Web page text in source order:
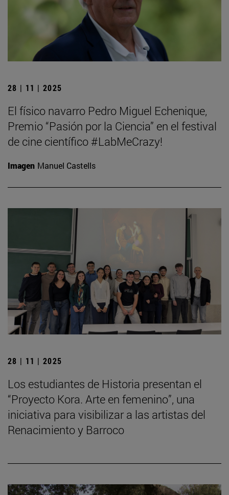
28 | 11 | 2025
El físico navarro Pedro Miguel Echenique,
Premio “Pasión por la Ciencia” en el festival
de cine científico #LabMeCrazy!
Imagen Manuel Castells
28 | 11 | 2025
Los estudiantes de Historia presentan el
“Proyecto Kora. Arte en femenino”, una
iniciativa para visibilizar a las artistas del
Renacimiento y Barroco